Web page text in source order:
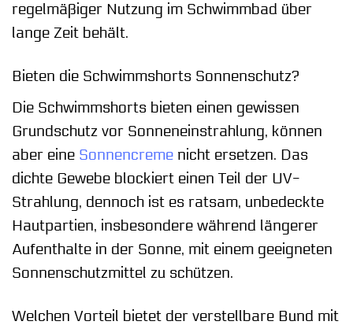
regelmäßiger Nutzung im Schwimmbad über
lange Zeit behält.
Bieten die Schwimmshorts Sonnenschutz?
Die Schwimmshorts bieten einen gewissen
Grundschutz vor Sonneneinstrahlung, können
aber eine Sonnencreme nicht ersetzen. Das
dichte Gewebe blockiert einen Teil der UV-
Strahlung, dennoch ist es ratsam, unbedeckte
Hautpartien, insbesondere während längerer
Aufenthalte in der Sonne, mit einem geeigneten
Sonnenschutzmittel zu schützen.
Welchen Vorteil bietet der verstellbare Bund mit